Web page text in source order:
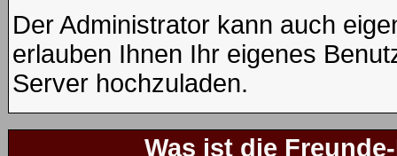
Der Administrator kann auch
erlauben Ihnen Ihr eigenes
Server hochzuladen.
Was ist die